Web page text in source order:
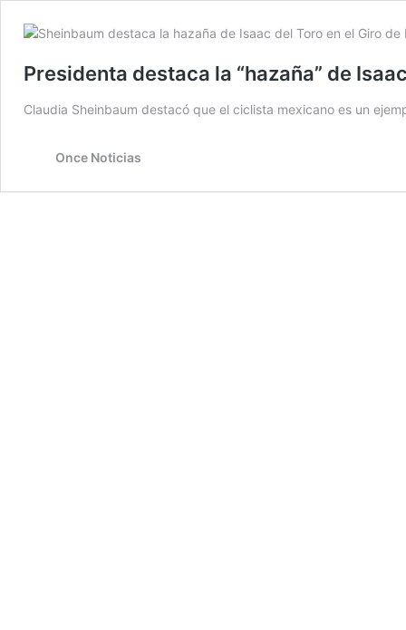
Presidenta destaca la “hazaña” de
Claudia Sheinbaum destacó que el ciclista mexicano es un
Once Noticias